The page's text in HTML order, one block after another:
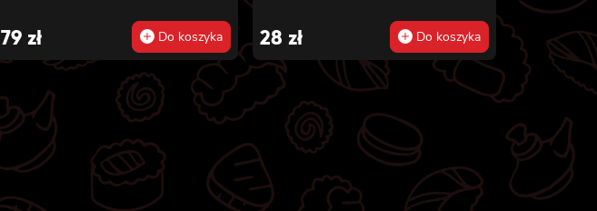
w tempurze, majonezem lekko
pikantnym, ogórkiem, sezamem i
masago, 8x hosomaki z batatem w
tempurze
79 zł Do koszyka 28 zł Do koszyka